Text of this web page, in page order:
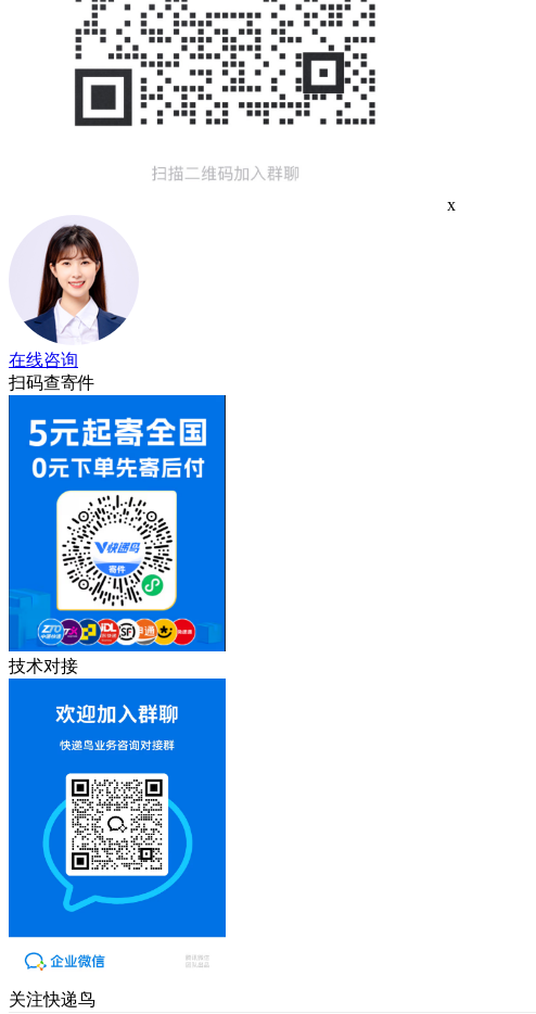
x
在线咨询
扫码查寄件
技术对接
关注快递鸟